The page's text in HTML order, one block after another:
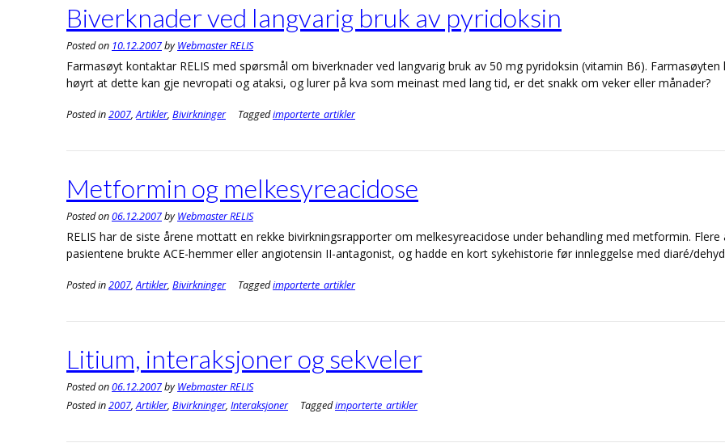
Biverknader ved langvarig bruk av pyridoksin
Posted on 10.12.2007byWebmaster RELIS
Farmasøyt kontaktar RELIS med spørsmål om biverknader ved langvarig bruk av 50 mg pyridoksin (vitamin B6). Farmasøyten
høyrt at dette kan gje nevropati og ataksi, og lurer på kva som meinast med lang tid, er det snakk om veker eller månader?
Posted in2007,Artikler, Bivirkninger Taggedimporterte_artikler
Metformin og melkesyreacidose
Posted on06.12.2007byWebmaster RELIS
RELIS har de siste årene mottatt en rekke bivirkningsrapporter om melkesyreacidose under behandling med metformin. Flere
pasientene brukte ACE-hemmer eller angiotensin II-antagonist, og hadde en kort sykehistorie før innleggelse med diaré/
Posted in2007,Artikler, Bivirkninger Taggedimporterte_artikler
Litium, interaksjoner og sekveler
Posted on06.12.2007byWebmaster RELIS
Posted in2007,Artikler, Bivirkninger, Interaksjoner Taggedimporterte_artikler